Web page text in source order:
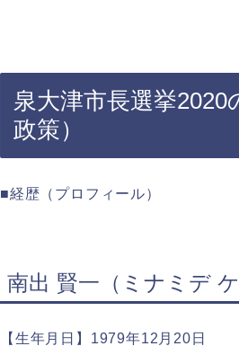
泉大津市長選挙2020
政策）
■経歴（プロフィール）
南出 賢一（ミナミデ
【生年月日】1979年12月20日